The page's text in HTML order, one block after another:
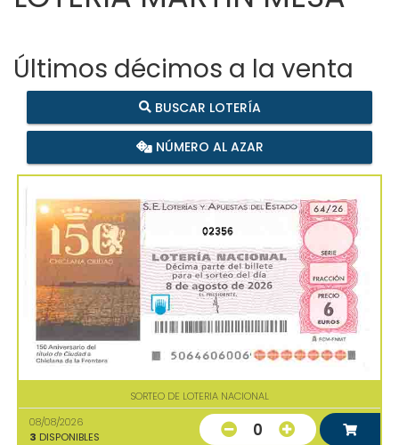
Últimos décimos a la venta
BUSCAR LOTERÍA
NÚMERO AL AZAR
02356
SORTEO DE LOTERIA NACIONAL
08/08/2026
3 DISPONIBLES 0